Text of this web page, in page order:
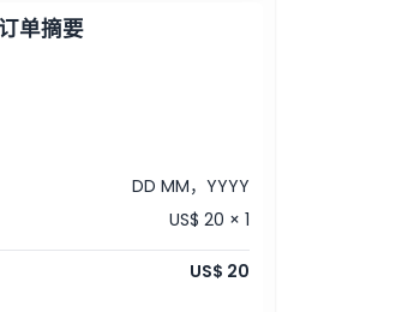
单摘要
DD MM，YYYY
US$ 20 × 1
US$ 20